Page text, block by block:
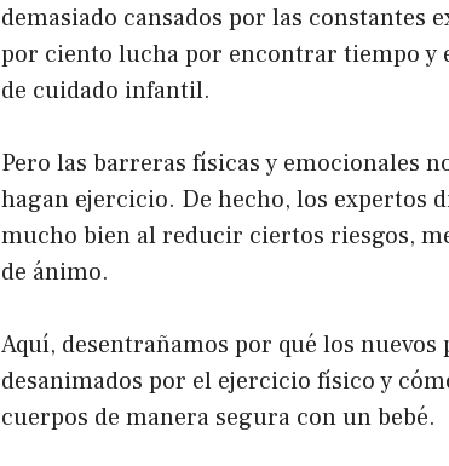
demasiado cansados ​​por las constantes
por ciento lucha por encontrar tiempo y
de cuidado infantil.
Pero las barreras físicas y emocionales
hagan ejercicio. De hecho, los expertos
mucho bien al reducir ciertos riesgos,
de ánimo.
Aquí, desentrañamos por qué los
desanimados por el ejercicio físico y
cuerpos de manera segura con un bebé.